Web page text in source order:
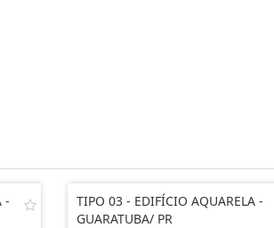
-
TIPO 03 - EDIFÍCIO AQUARELA -
GUARATUBA/ PR